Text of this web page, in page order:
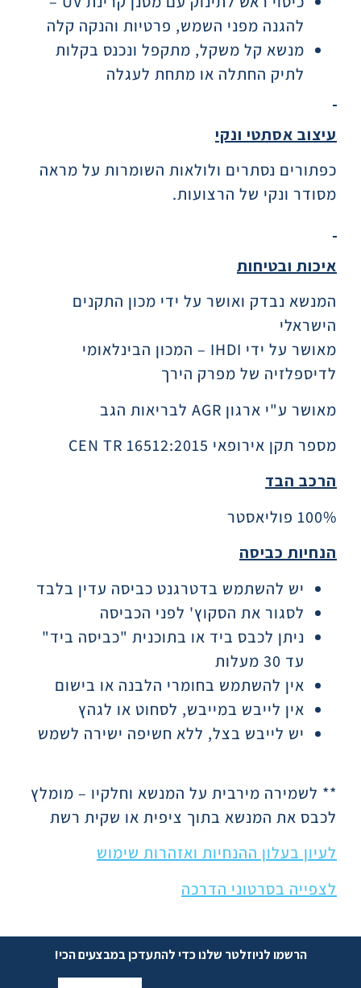
להגנה מפני השמש, פרטיות והנקה קלה
מנשא קל משקל, מתקפל ונכנס בקלות
לתיק החתלה או מתחת לעגלה
עיצוב אסתטי ונקי
כפתורים נסתרים ולולאות השומרות על מראה
מסודר ונקי של הרצועות.
איכות ובטיחות
המנשא נבדק ואושר על ידי מכון התקנים
הישראלי
מאושר על ידי IHDI – המכון הבינלאומי
לדיספלזיה של מפרק הירך
מאושר ע"י ארגון AGR לבריאות הגב
מספר תקן אירופאי CEN TR 16512:2015
הרכב הבד
100% פוליאסטר
הנחיות כביסה
יש להשתמש בדטרגנט כביסה עדין בלבד
לסגור את הסקוץ' לפני הכביסה
ניתן לכבס ביד או בתוכנית "כביסה ביד"
עד 30 מעלות
אין להשתמש בחומרי הלבנה או בישום
אין לייבש במייבש, לסחוט או לגהץ
יש לייבש בצל, ללא חשיפה ישירה לשמש
** לשמירה מירבית על המנשא וחלקיו – מומלץ
לכבס את המנשא בתוך ציפית או שקית רשת
לעיון בעלון ההנחיות ואזהרות שימוש
לצפייה בסרטוני הדרכה
הרשמו לניוזלטר שלנו כדי להתעדכן במבצעים הכי!